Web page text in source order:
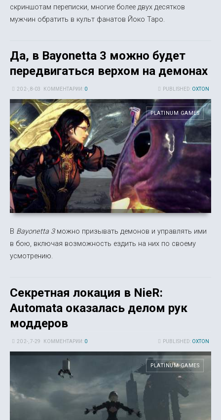
скриншотам переписки, многие более двух десятков
мужчин обратить в культ фанатов Йоко Таро.
Да, в Bayonetta 3 можно будет
передвигаться верхом на демонах
PUBLISHED: OXTON
20 2-, 8-03 КОММЕНТАРИИ: 0
PLATINUM GAMES
В Bayonetta 3можно призывать демонов и управлять ими
в бою, включая возможность ездить на них по своему
усмотрению.
Секретная локация в NieR:
Automata оказалась делом рук
моддеров
PUBLISHED: OXTON
20 2-, 7-29 КОММЕНТАРИИ: 0
PLATINUM GAMES